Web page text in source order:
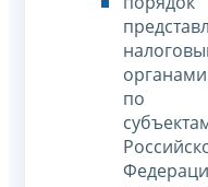
органами
по